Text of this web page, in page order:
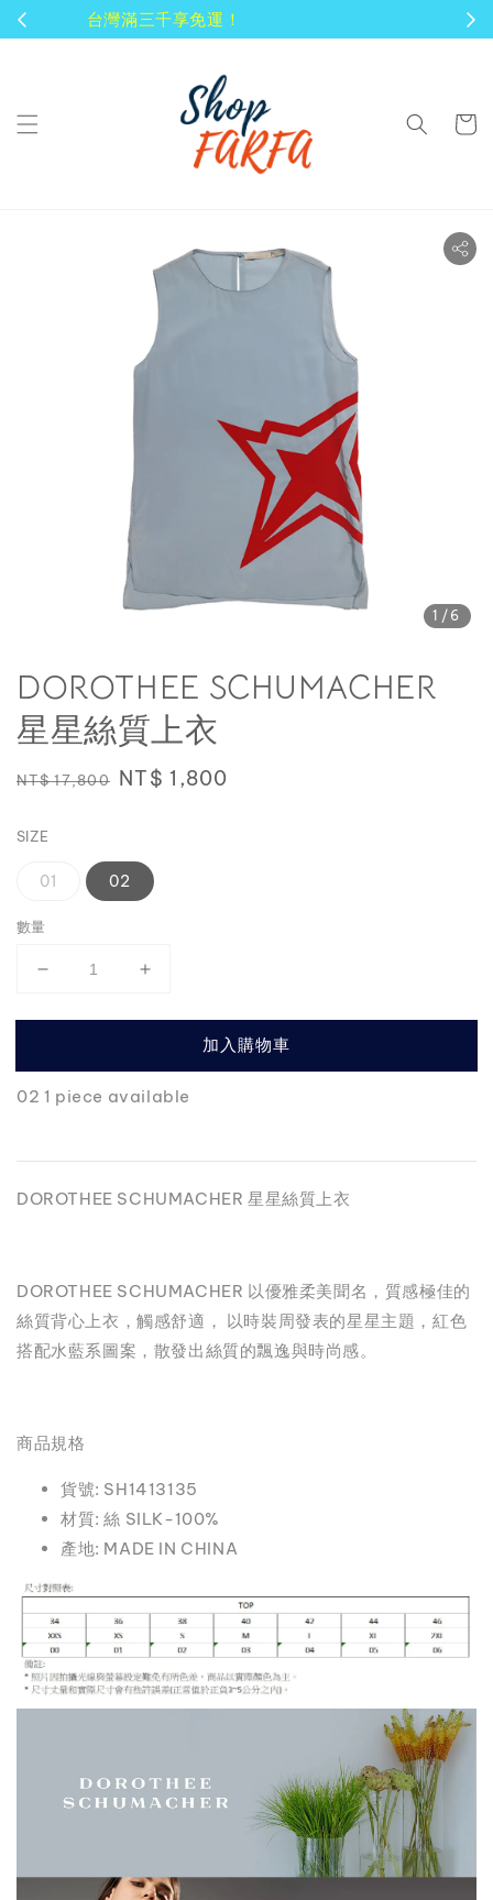
顧客享有商品到貨七天鑑賞期！
1 /6
DOROTHEE SCHUMACHER
星星絲質上衣
Regular
NT$ 17,800 Sale
NT$ 1,800
SIZE
01 02
數量
加入購物車
02 1 piece available
DOROTHEE SCHUMACHER 星星絲質上衣
DOROTHEE SCHUMACHER 以優雅柔美聞名，質感極佳的
絲質背心上衣，觸感舒適， 以時裝周發表的星星主題，紅色
搭配水藍系圖案，散發出絲質的飄逸與時尚感。
商品規格
貨號: SH1413135
材質: 絲 SILK-100%
產地: MADE IN CHINA